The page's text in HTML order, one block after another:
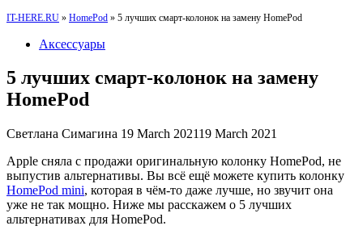
IT-HERE.RU » HomePod » 5 лучших смарт-колонок на замену HomePod
Аксессуары
5 лучших смарт-колонок на замену
HomePod
Светлана Симагина 19 March 202119 March 2021
Apple сняла с продажи оригинальную колонку HomePod, не
выпустив альтернативы. Вы всё ещё можете купить колонку
HomePod mini, которая в чём-то даже лучше, но звучит она
уже не так мощно. Ниже мы расскажем о 5 лучших
альтернативах для HomePod.